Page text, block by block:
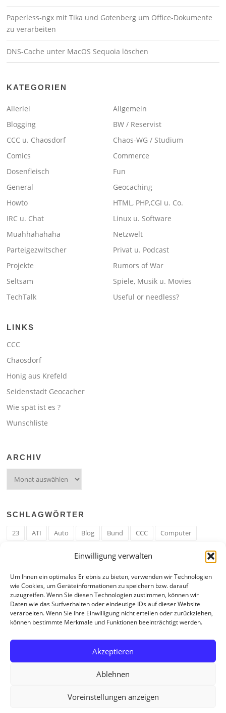
Einwilligung verwalten
Um Ihnen ein optimales Erlebnis zu bieten, verwenden wir Technologien
wie Cookies, um Geräteinformationen zu speichern bzw. darauf
zuzugreifen. Wenn Sie diesen Technologien zustimmen, können wir
Daten wie das Surfverhalten oder eindeutige IDs auf dieser Website
verarbeiten. Wenn Sie Ihre Einwilligung nicht erteilen oder zurückziehen,
können bestimmte Merkmale und Funktionen beeinträchtigt werden.
Akzeptieren
Ablehnen
Voreinstellungen anzeigen
Paperless-ngx mit Tika und Gotenberg um Office-Dokumente
zu verarbeiten
DNS-Cache unter MacOS Sequoia löschen
KATEGORIEN
Allerlei
Allgemein
Blogging
BW / Reservist
CCC u. Chaosdorf
Chaos-WG / Studium
Comics
Commerce
Dosenfleisch
Fun
General
Geocaching
Howto
HTML, PHP,CGI u. Co.
IRC u. Chat
Linux u. Software
Muahhahahaha
Netzwelt
Parteigezwitscher
Privat u. Podcast
Projekte
Rumors of War
Seltsam
Spiele, Musik u. Movies
TechTalk
Useful or needless?
LINKS
CCC
Chaosdorf
Honig aus Krefeld
Seidenstadt Geocacher
Wie spät ist es ?
Wunschliste
ARCHIV
SCHLAGWÖRTER
23 ATI Auto Blog Bund CCC
Computer
Google
Hack Hand HE ICE IE Internet
Krefeld
Liebe Linux u. Software Mail Mann
PHP
RAM
Regeln RZ Spam Spiel Ticker
USA
Video
Weblog Welt WWW Youtube Zahl
Copyright © 2026 Tagebuch eines Internetjunkies. All Rights Reserved.